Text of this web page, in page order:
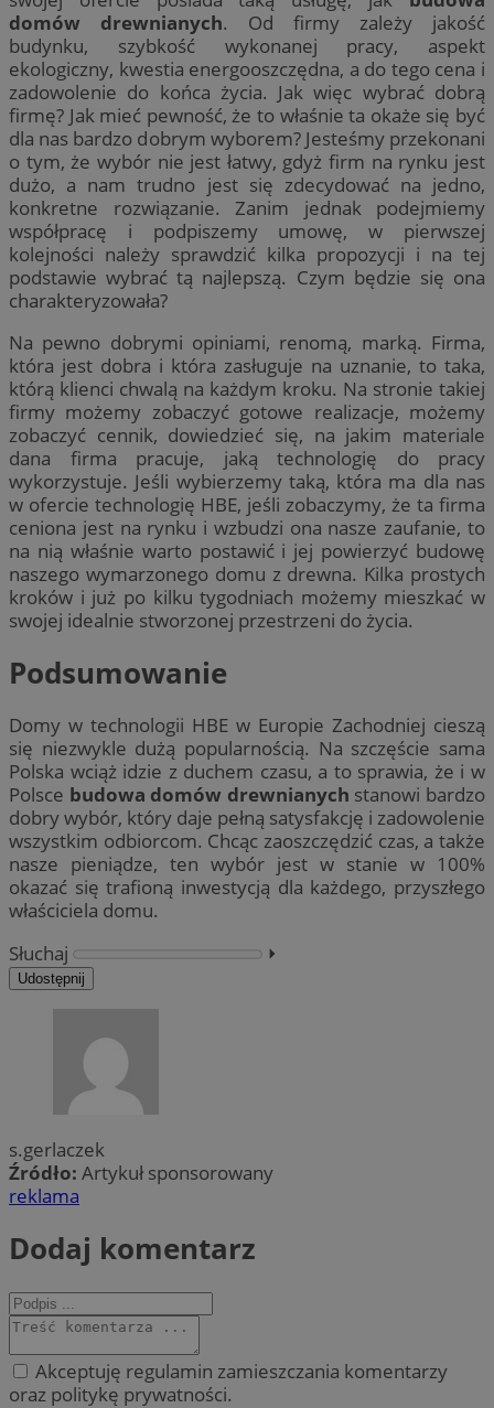
domów drewnianych. Od firmy zależy jakość
budynku, szybkość wykonanej pracy, aspekt
ekologiczny, kwestia energooszczędna, a do tego cena i
zadowolenie do końca życia. Jak więc wybrać dobrą
firmę? Jak mieć pewność, że to właśnie ta okaże się być
dla nas bardzo dobrym wyborem? Jesteśmy przekonani
o tym, że wybór nie jest łatwy, gdyż firm na rynku jest
dużo, a nam trudno jest się zdecydować na jedno,
konkretne rozwiązanie. Zanim jednak podejmiemy
współpracę i podpiszemy umowę, w pierwszej
kolejności należy sprawdzić kilka propozycji i na tej
podstawie wybrać tą najlepszą. Czym będzie się ona
charakteryzowała?
Na pewno dobrymi opiniami, renomą, marką. Firma,
która jest dobra i która zasługuje na uznanie, to taka,
którą klienci chwalą na każdym kroku. Na stronie takiej
firmy możemy zobaczyć gotowe realizacje, możemy
zobaczyć cennik, dowiedzieć się, na jakim materiale
dana firma pracuje, jaką technologię do pracy
wykorzystuje. Jeśli wybierzemy taką, która ma dla nas
w ofercie technologię HBE, jeśli zobaczymy, że ta firma
ceniona jest na rynku i wzbudzi ona nasze zaufanie, to
na nią właśnie warto postawić i jej powierzyć budowę
naszego wymarzonego domu z drewna. Kilka prostych
kroków i już po kilku tygodniach możemy mieszkać w
swojej idealnie stworzonej przestrzeni do życia.
Podsumowanie
Domy w technologii HBE w Europie Zachodniej cieszą
się niezwykle dużą popularnością. Na szczęście sama
Polska wciąż idzie z duchem czasu, a to sprawia, że i w
Polsce budowa domów drewnianych stanowi bardzo
dobry wybór, który daje pełną satysfakcję i zadowolenie
wszystkim odbiorcom. Chcąc zaoszczędzić czas, a także
nasze pieniądze, ten wybór jest w stanie w 100%
okazać się trafioną inwestycją dla każdego, przyszłego
właściciela domu.
Słuchaj
⏵︎
Udostępnij
s.gerlaczek
Źródło: Artykuł sponsorowany
reklama
Dodaj komentarz
Akceptuję regulamin zamieszczania komentarzy
oraz politykę prywatności.